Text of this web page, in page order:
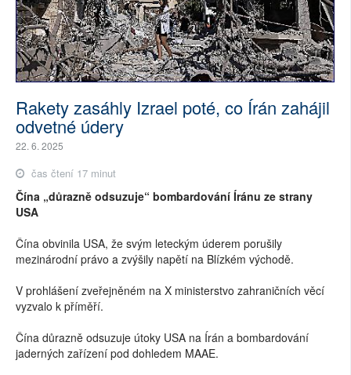
Rakety zasáhly Izrael poté, co Írán zahájil
odvetné údery
22. 6. 2025
čas čtení 17 minut
Čína „důrazně odsuzuje“ bombardování Íránu ze strany
USA
Čína obvinila USA, že svým leteckým úderem porušily
mezinárodní právo a zvýšily napětí na Blízkém východě.
V prohlášení zveřejněném na X ministerstvo zahraničních věcí
vyzvalo k příměří.
Čína důrazně odsuzuje útoky USA na Írán a bombardování
jaderných zařízení pod dohledem MAAE.